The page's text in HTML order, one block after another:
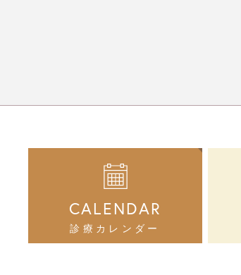
CALENDAR
診療カレンダー